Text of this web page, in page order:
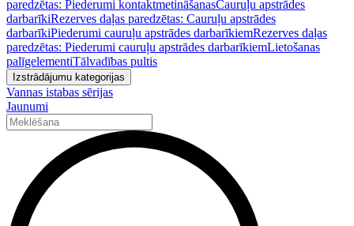
paredzētas: Piederumi kontaktmetināšanasCauruļu apstrādes
darbarīkiRezerves daļas paredzētas: Cauruļu apstrādes
darbarīkiPiederumi cauruļu apstrādes darbarīkiemRezerves daļas
paredzētas: Piederumi cauruļu apstrādes darbarīkiemLietošanas
palīgelementiTālvadības pultis
Izstrādājumu kategorijas
Vannas istabas sērijas
Jaunumi